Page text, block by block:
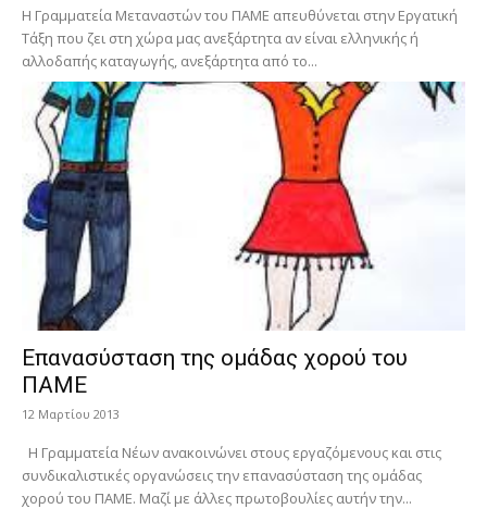
Η Γραμματεία Μεταναστών του ΠΑΜΕ απευθύνεται στην Εργατική
Τάξη που ζει στη χώρα μας ανεξάρτητα αν είναι ελληνικής ή
αλλοδαπής καταγωγής, ανεξάρτητα από το...
Επανασύσταση της ομάδας χορού του
ΠΑΜΕ
12 Μαρτίου 2013
Η Γραμματεία Νέων ανακοινώνει στους εργαζόμενους και στις
συνδικαλιστικές οργανώσεις την επανασύσταση της ομάδας
χορού του ΠΑΜΕ. Μαζί με άλλες πρωτοβουλίες αυτήν την...